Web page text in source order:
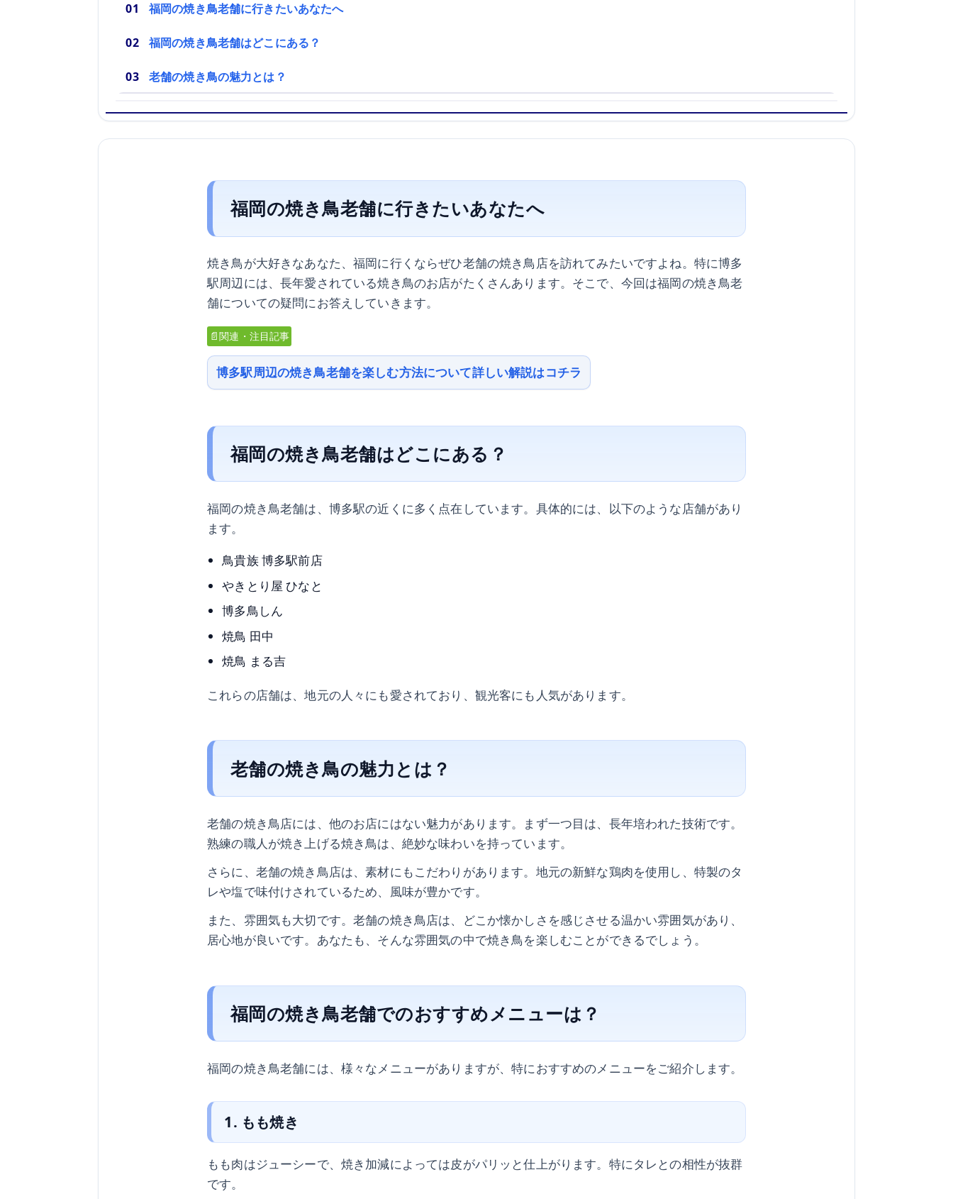
福岡の焼き鳥老舗に行きたいあなたへ
福岡の焼き鳥老舗はどこにある？
老舗の焼き鳥の魅力とは？
福岡の焼き鳥老舗に行きたいあなたへ
焼き鳥が大好きなあなた、福岡に行くならぜひ老舗の焼き鳥店を訪れてみたいですよね。特に博多
駅周辺には、長年愛されている焼き鳥のお店がたくさんあります。そこで、今回は福岡の焼き鳥老
舗についての疑問にお答えしていきます。
📄関連・注目記事
博多駅周辺の焼き鳥老舗を楽しむ方法について詳しい解説はコチラ
福岡の焼き鳥老舗はどこにある？
福岡の焼き鳥老舗は、博多駅の近くに多く点在しています。具体的には、以下のような店舗があり
ます。
鳥貴族 博多駅前店
やきとり屋 ひなと
博多鳥しん
焼鳥 田中
焼鳥 まる吉
これらの店舗は、地元の人々にも愛されており、観光客にも人気があります。
老舗の焼き鳥の魅力とは？
老舗の焼き鳥店には、他のお店にはない魅力があります。まず一つ目は、長年培われた技術です。
熟練の職人が焼き上げる焼き鳥は、絶妙な味わいを持っています。
さらに、老舗の焼き鳥店は、素材にもこだわりがあります。地元の新鮮な鶏肉を使用し、特製のタ
レや塩で味付けされているため、風味が豊かです。
また、雰囲気も大切です。老舗の焼き鳥店は、どこか懐かしさを感じさせる温かい雰囲気があり、
居心地が良いです。あなたも、そんな雰囲気の中で焼き鳥を楽しむことができるでしょう。
福岡の焼き鳥老舗でのおすすめメニューは？
福岡の焼き鳥老舗には、様々なメニューがありますが、特におすすめのメニューをご紹介します。
1. もも焼き
もも肉はジューシーで、焼き加減によっては皮がパリッと仕上がります。特にタレとの相性が抜群
です。